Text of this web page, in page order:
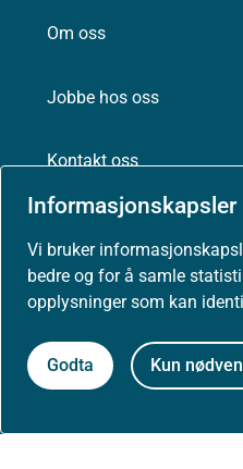
Informasjonskapsler
Vi bruker
bedre og for å samle
opplysninger som kan
Godta Kun
Om oss
Jobbe hos oss
Kontakt oss
Postadresse:
Postboks 220, Skøyen
0213 Oslo